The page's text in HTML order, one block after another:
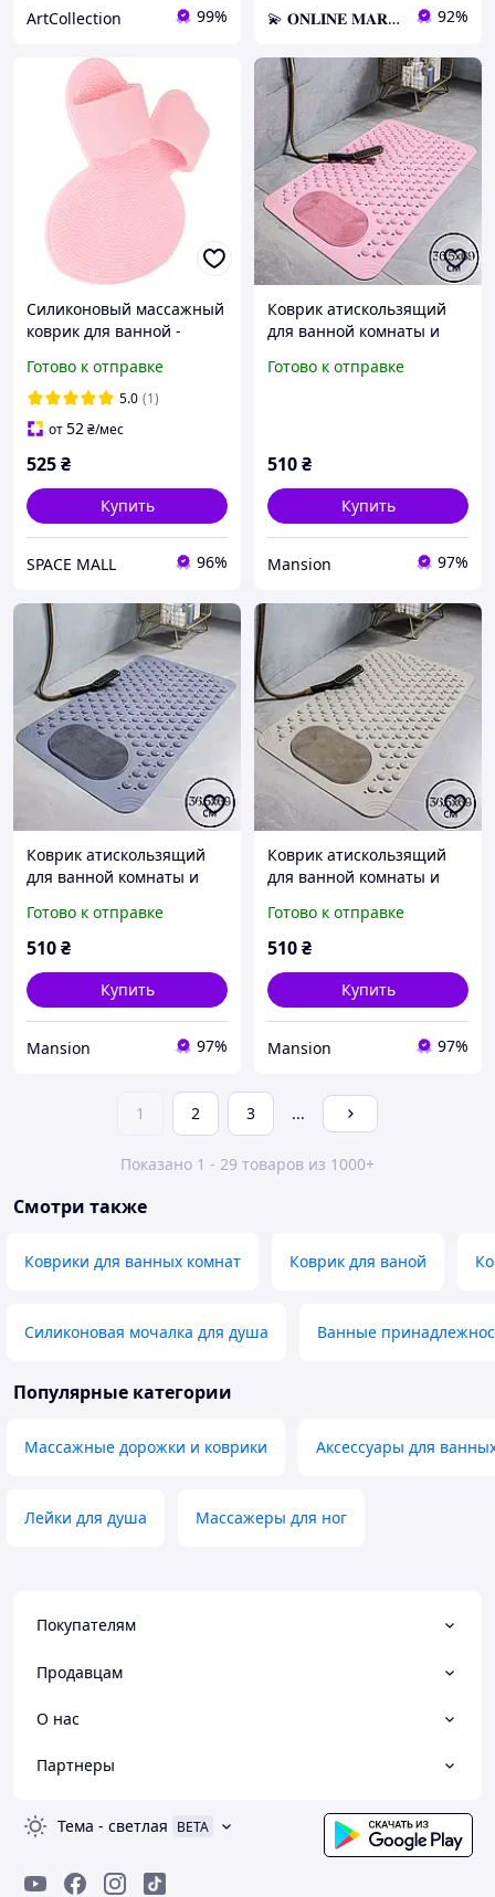
ArtСollection 99% 💫 𝐎𝐍𝐋𝐈𝐍𝐄 𝐌𝐀𝐑𝐊𝐄𝐓 💫 – Актуальные товары по самым выгодным ценам! 92%
Силиконовый массажный
коврик для ванной -
душа
Готово к отправке
5.0 (1)
от52₴/мес
525₴
Купить
SPACE MALL 96%
Коврик атискользящий
для ванной комнаты и
силиконовый с
Готово к отправке
510₴
Купить
Mansion 97%
Коврик атискользящий
для ванной комнаты и
силиконовый с
присосками, серый
Готово к отправке
510₴
Купить
Mansion 97%
Коврик атискользящий
для ванной комнаты и
силиконовый с
присосками, бежевый
Готово к отправке
510₴
Купить
Mansion 97%
1 2 3 ...
Показано 1 - 29 товаров из 1000+
Смотри также
Коврики для ванных комнат Коврик для ваной
Силиконовая мочалка для душа Ванные
Популярные категории
Массажные дорожки и коврики Аксессуары для
Лейки для душа Массажеры для ног
Покупателям
Продавцам
О нас
Партнеры
Тема - светлая BETA